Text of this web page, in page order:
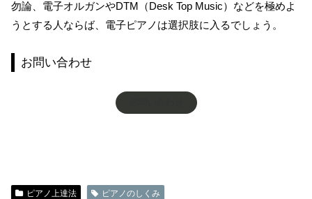
勿論、電子オルガンやDTM（Desk Top Music）などを極めよ
うとする人ならば、電子ピアノは選択肢に入るでしょう。
お問い合わせ
ピアノ上達法 ピアノのしくみ